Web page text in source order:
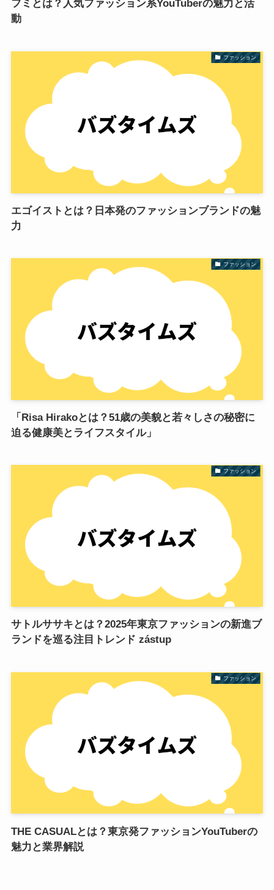
フミとは？人気ファッション系YouTuberの魅力と活
動
ファッション
エゴイストとは？日本発のファッションブランドの魅
力
ファッション
「Risa Hirakoとは？51歳の美貌と若々しさの秘密に
迫る健康美とライフスタイル」
ファッション
サトルササキとは？2025年東京ファッションの新進ブ
ランドを巡る注目トレンド zástup
ファッション
THE CASUALとは？東京発ファッションYouTuberの
魅力と業界解説